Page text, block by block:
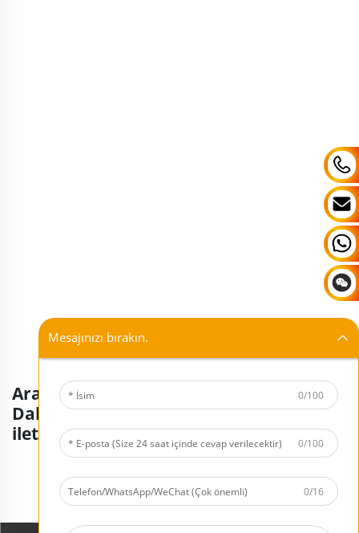
Mesajınızı bırakın.
0/100
0/100
0/16
Aradığınızı bulamıyor musunuz?
Daha fazla ürün için danışmanlarımızla
iletişime geçin.
Şimdi Fiyat Teklifi İste